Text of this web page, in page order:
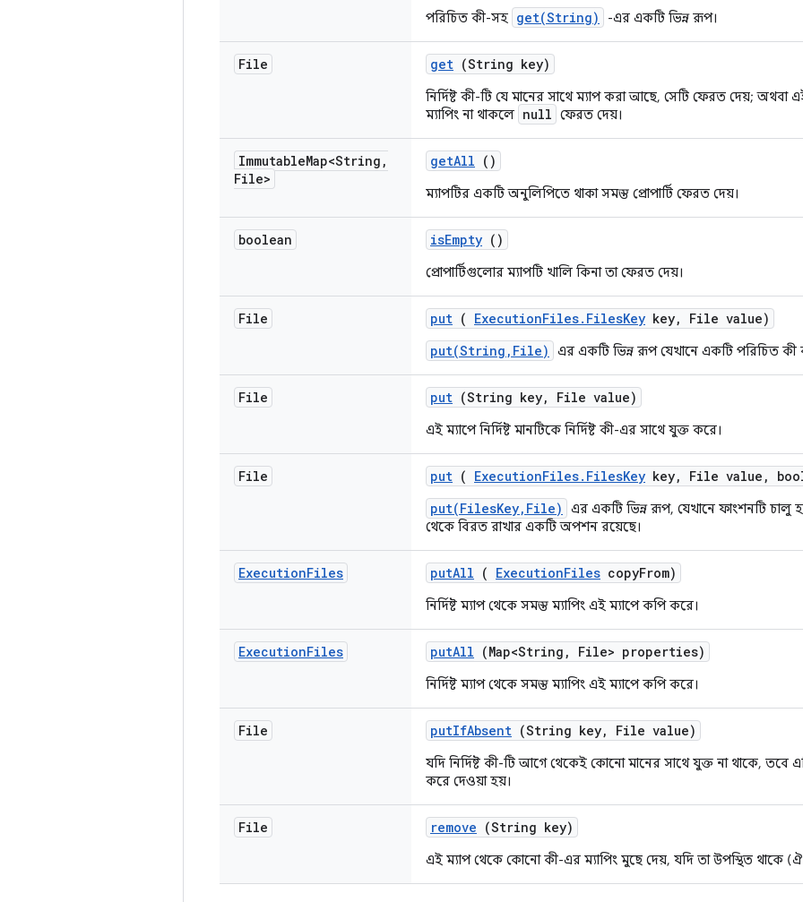
পরিচিত কী-সহ get(String) -এর একটি ভিন্ন রূপ।
File get (String key)
নির্দিষ্ট কী-টি যে মানের সাথে ম্যাপ করা আছে, সেটি ফেরত দেয়;
ম্যাপিং না থাকলে null ফেরত দেয়।
ImmutableMap<String ,
File>
getAll ()
ম্যাপটির একটি অনুলিপিতে থাকা সমস্ত প্রোপার্টি ফেরত দেয়।
boolean isEmpty ()
প্রোপার্টিগুলোর ম্যাপটি খালি কিনা তা ফেরত দেয়।
File put ( ExecutionFiles. FilesKey key,
File value)
put(String,File)
এর একটি ভিন্ন রূপ যেখানে একটি পরিচিত
File put (String key, File value)
এই ম্যাপে নির্দিষ্ট মানটিকে নির্দিষ্ট কী-এর সাথে যুক্ত করে।
File put ( ExecutionFiles. FilesKey key, File value ,
put(FilesKey,File)
এর একটি ভিন্ন রূপ, যেখানে ফাংশনটি চালু
থেকে বিরত রাখার একটি অপশন রয়েছে।
ExecutionFiles putAll ( ExecutionFiles copyFrom)
নির্দিষ্ট ম্যাপ থেকে সমস্ত ম্যাপিং এই ম্যাপে কপি করে।
ExecutionFiles putAll (Map<String , File> properties)
নির্দিষ্ট ম্যাপ থেকে সমস্ত ম্যাপিং এই ম্যাপে কপি করে।
File putIfAbsent (String key, File value)
যদি নির্দিষ্ট কী-টি আগে থেকেই কোনো মানের সাথে যুক্ত না থাকে, তবে
করে দেওয়া হয়।
File remove (String key)
এই ম্যাপ থেকে কোনো কী-এর ম্যাপিং মুছে দেয়, যদি তা উপস্থিত থাকে